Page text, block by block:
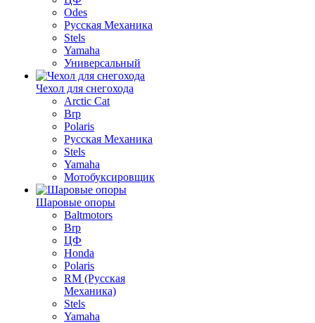
Odes
Русская Механика
Stels
Yamaha
Универсальный
Чехол для снегохода
Arctic Cat
Brp
Polaris
Русская Механика
Stels
Yamaha
Мотобуксировщик
Шаровые опоры
Baltmotors
Brp
ЦФ
Honda
Polaris
RM (Русская
Механика)
Stels
Yamaha